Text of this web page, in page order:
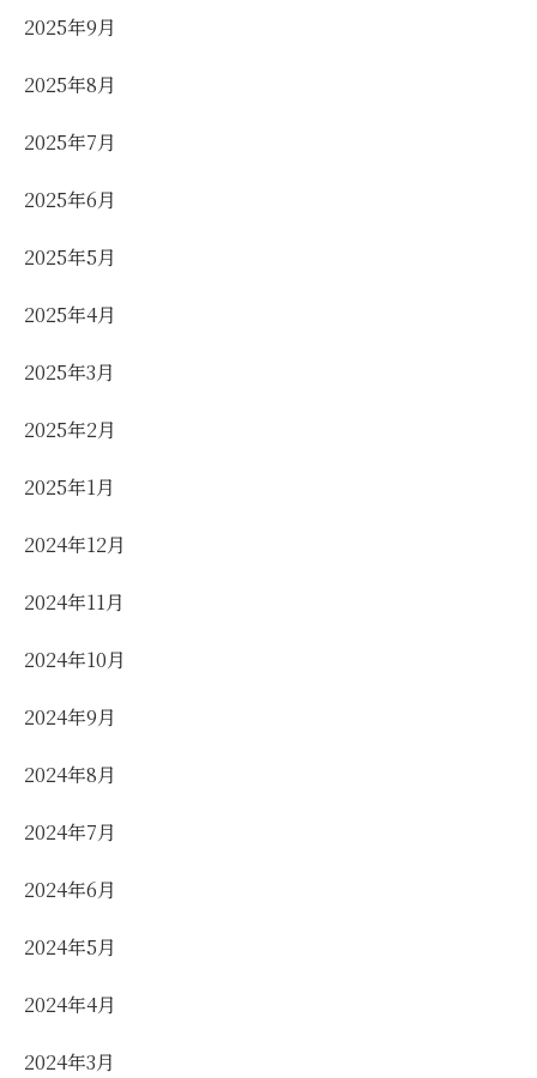
2025年9月
2025年8月
2025年7月
2025年6月
2025年5月
2025年4月
2025年3月
2025年2月
2025年1月
2024年12月
2024年11月
2024年10月
2024年9月
2024年8月
2024年7月
2024年6月
2024年5月
2024年4月
2024年3月